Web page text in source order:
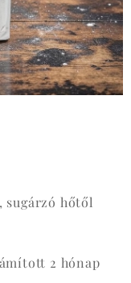
sugárzó hőtől
2 hónap